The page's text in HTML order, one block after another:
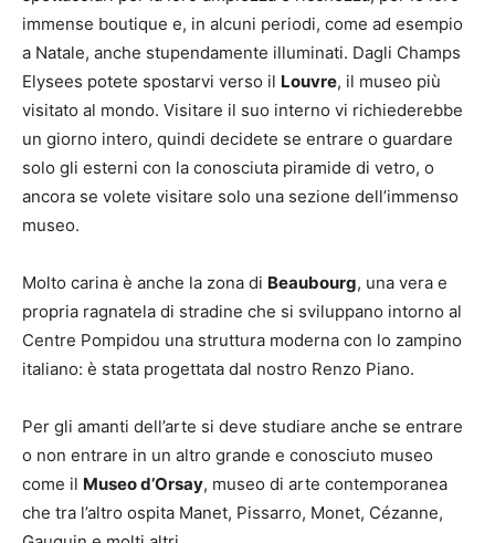
immense boutique e, in alcuni periodi, come ad esempio
a Natale, anche stupendamente illuminati. Dagli Champs
Elysees potete spostarvi verso il Louvre, il museo più
visitato al mondo. Visitare il suo interno vi richiederebbe
un giorno intero, quindi decidete se entrare o guardare
solo gli esterni con la conosciuta piramide di vetro, o
ancora se volete visitare solo una sezione dell’immenso
museo.
Molto carina è anche la zona di Beaubourg, una vera e
propria ragnatela di stradine che si sviluppano intorno al
Centre Pompidou una struttura moderna con lo zampino
italiano: è stata progettata dal nostro Renzo Piano.
Per gli amanti dell’arte si deve studiare anche se entrare
o non entrare in un altro grande e conosciuto museo
come il Museo d’Orsay, museo di arte contemporanea
che tra l’altro ospita Manet, Pissarro, Monet, Cézanne,